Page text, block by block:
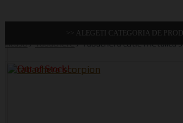
>> ALEGETI CATEGORIA DE
Acasă/Tabachere/ Tabachera cutie metalica